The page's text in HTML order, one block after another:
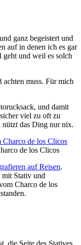
ganz begeistert und
auf in denen ich es gar
geht und weil es solch
achten muss. Für mich
und damit
viel zu oft zu
das Ding nur nix.
de los Clicos
auf Reisen.
Stativ und
Charco de los